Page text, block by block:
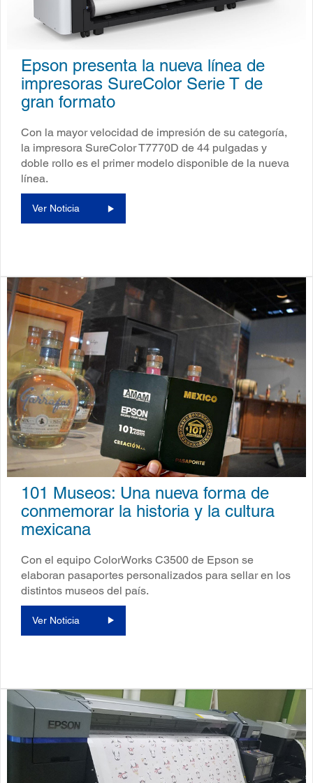
Epson presenta la nueva línea de
impresoras SureColor Serie T de
gran formato
Con la mayor velocidad de impresión de su categoría,
la impresora SureColor T7770D de 44 pulgadas y
doble rollo es el primer modelo disponible de la nueva
línea.
Ver Noticia
101 Museos: Una nueva forma de
conmemorar la historia y la cultura
mexicana
Con el equipo ColorWorks C3500 de Epson se
elaboran pasaportes personalizados para sellar en los
distintos museos del país.
Ver Noticia